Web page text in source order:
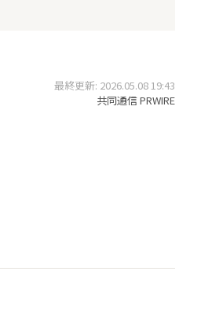
最終更新: 2026.05.08 19:43
共同通信 PRWIRE